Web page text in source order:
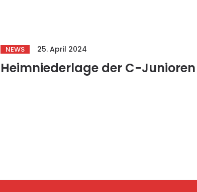
NEWS 25. April 2024
Heimniederlage der C-Junioren